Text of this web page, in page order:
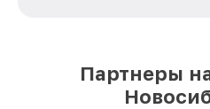
лучшим сервисным
Новосибирске,
Партнеры